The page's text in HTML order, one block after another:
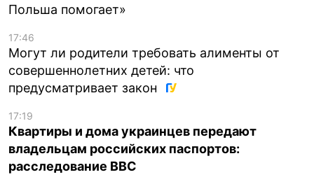
Польша помогает»
17:46
Могут ли родители требовать алименты от
совершеннолетних детей: что
предусматривает закон
17:19
Квартиры и дома украинцев передают
владельцам российских паспортов:
расследование BBC